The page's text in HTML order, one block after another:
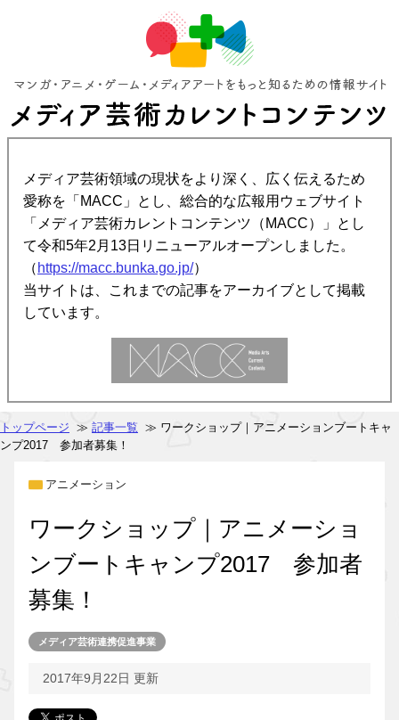
メディア芸術領域の現状をより深く、広く伝えるため
愛称を「MACC」とし、総合的な広報用ウェブサイト
「メディア芸術カレントコンテンツ（MACC）」とし
て令和5年2月13日リニューアルオープンしました。
（ https://macc.bunka.go.jp/）
当サイトは、これまでの記事をアーカイブとして掲載
しています。
トップページ ≫ 記事一覧 ≫ ワークショップ｜アニメーションブートキャ
ンプ2017 参加者募集！
アニメーション
ワークショップ｜アニメーショ
ンブートキャンプ2017 参加者
募集！
メディア芸術連携促進事業
2017年9月22日 更新